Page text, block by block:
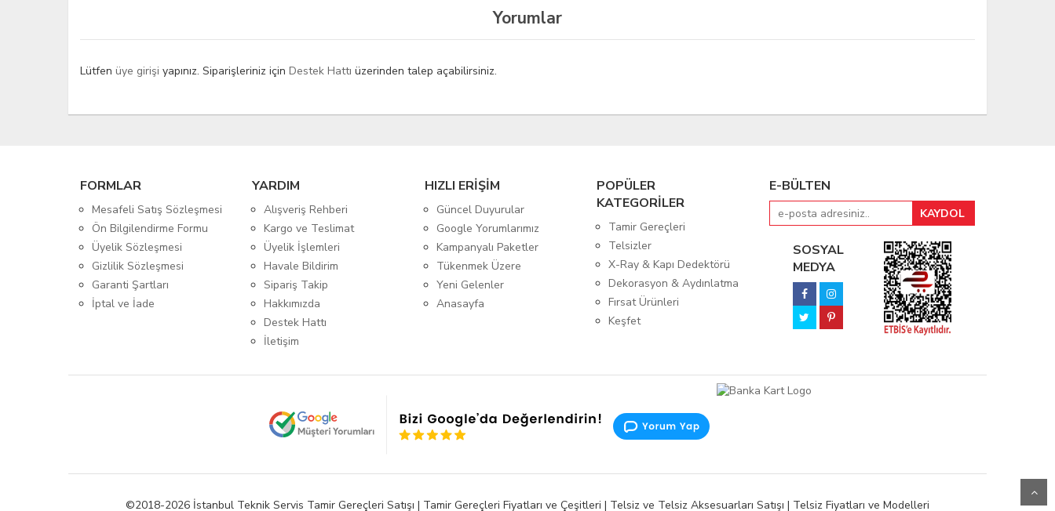
Yorumlar
Lütfen üye girişi yapınız. Siparişleriniz için Destek Hattı üzerinden talep açabilirsiniz.
FORMLAR
Mesafeli Satış Sözleşmesi
Ön Bilgilendirme Formu
Üyelik Sözleşmesi
Gizlilik Sözleşmesi
Garanti Şartları
İptal ve İade
YARDIM
Alışveriş Rehberi
Kargo ve Teslimat
Üyelik İşlemleri
Havale Bildirim
Sipariş Takip
Hakkımızda
Destek Hattı
İletişim
HIZLI ERİŞİM
Güncel Duyurular
Google Yorumlarımız
Kampanyalı Paketler
Tükenmek Üzere
Yeni Gelenler
Anasayfa
POPÜLER
KATEGORİLER
Tamir Gereçleri
Telsizler
X-Ray & Kapı Dedektörü
Dekorasyon & Aydınlatma
Fırsat Ürünleri
Keşfet
E-BÜLTEN
SOSYAL
MEDYA
©2018-2026 İstanbul Teknik Servis Tamir Gereçleri Satışı | Tamir Gereçleri Fiyatları ve Çeşitleri | Telsiz ve Telsiz Aksesuarları Satışı | Telsiz Fiyatları ve Modelleri